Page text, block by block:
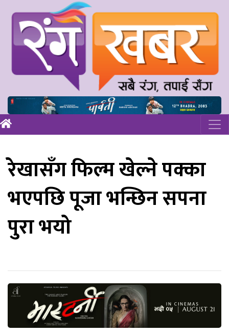
रेखासँग फिल्म खेल्ने पक्का
भएपछि पूजा भन्छिन सपना
पुरा भयो